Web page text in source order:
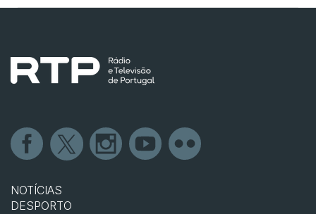
NOTÍCIAS
DESPORTO